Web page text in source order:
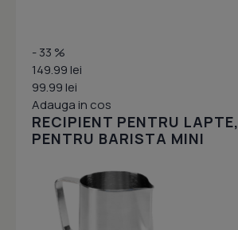
- 33 %
149.99 lei
99.99 lei
Adauga in cos
RECIPIENT PENTRU
PENTRU BARISTA MINI